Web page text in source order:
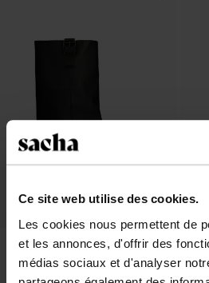
Ce site web utilise des cookies.
Les cookies nous permettent de
et les annonces, d'offrir des
médias sociaux et d'analyser
Bottines motardes en cuir avec rabat
- noir
199.99